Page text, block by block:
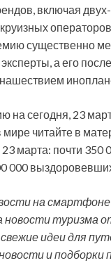
включая
существенно
эксперты, а его
на сегодня, 23
читайте в
марта: почти 350
000
на
туризма
идеи для
и подборки